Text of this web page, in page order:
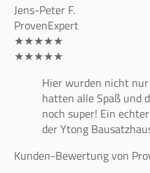
Jens-Peter F.
ProvenExpert
★★★★★
★★★★★
Hier wurden nicht
hatten alle Spaß und
noch super! Ein
der Ytong
Kunden-Bewertung von